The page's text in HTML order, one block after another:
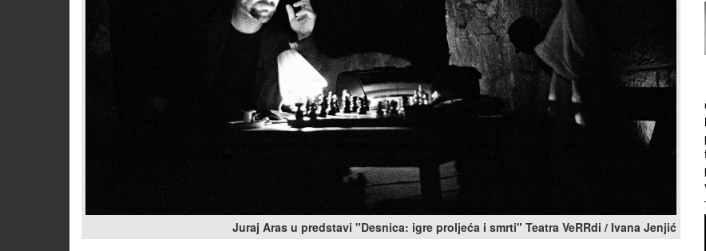
Juraj Aras u predstavi "Desnica: igre proljeća i smrti" Teatra VeRRdi / Ivana Jenjić